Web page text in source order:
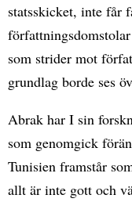
statsskicket, inte får
som strider mot
grundlag borde ses
Abrak har I sin
som genomgick
Tunisien framstår
allt är inte gott och